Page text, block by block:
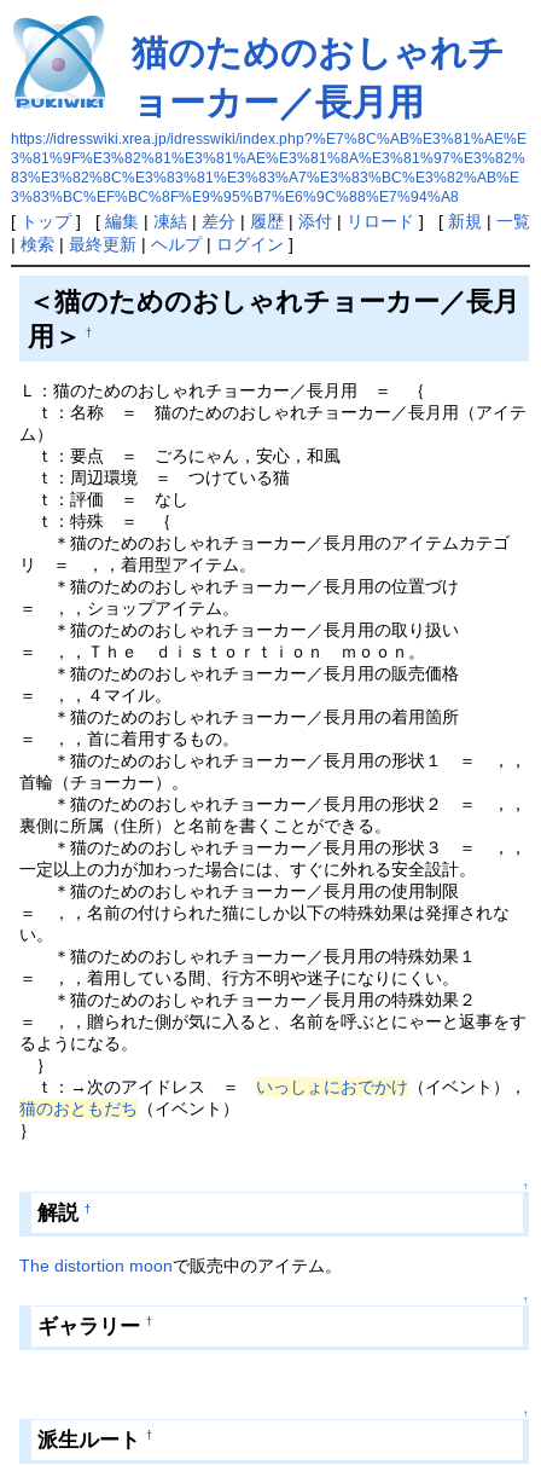
猫のためのおしゃれチ
ョーカー／長月用
https://idresswiki.xrea.jp/idresswiki/index.php?%E7%8C%AB%E3%81%AE%E
3%81%9F%E3%82%81%E3%81%AE%E3%81%8A%E3%81%97%E3%82%
83%E3%82%8C%E3%83%81%E3%83%A7%E3%83%BC%E3%82%AB%E
3%83%BC%EF%BC%8F%E9%95%B7%E6%9C%88%E7%94%A8
[ トップ] [ 編集| 凍結| 差分| 履歴| 添付| リロード ] [ 新規 | 一覧
| 検索| 最終更新| ヘルプ| ログイン ]
＜猫のためのおしゃれチョーカー／長月
用＞
†
Ｌ：猫のためのおしゃれチョーカー／長月用 ＝ ｛
ｔ：名称 ＝ 猫のためのおしゃれチョーカー／長月用（アイテ
ム）
ｔ：要点 ＝ ごろにゃん，安心，和風
ｔ：周辺環境 ＝ つけている猫
ｔ：評価 ＝ なし
ｔ：特殊 ＝ ｛
＊猫のためのおしゃれチョーカー／長月用のアイテムカテゴ
リ ＝ ，，着用型アイテム。
＊猫のためのおしゃれチョーカー／長月用の位置づけ
＝ ，，ショップアイテム。
＊猫のためのおしゃれチョーカー／長月用の取り扱い
＝ ，，Ｔｈｅ ｄｉｓｔｏｒｔｉｏｎ ｍｏｏｎ。
＊猫のためのおしゃれチョーカー／長月用の販売価格
＝ ，，４マイル。
＊猫のためのおしゃれチョーカー／長月用の着用箇所
＝ ，，首に着用するもの。
＊猫のためのおしゃれチョーカー／長月用の形状１ ＝ ，，
首輪（チョーカー）。
＊猫のためのおしゃれチョーカー／長月用の形状２ ＝ ，，
裏側に所属（住所）と名前を書くことができる。
＊猫のためのおしゃれチョーカー／長月用の形状３ ＝ ，，
一定以上の力が加わった場合には、すぐに外れる安全設計。
＊猫のためのおしゃれチョーカー／長月用の使用制限
＝ ，，名前の付けられた猫にしか以下の特殊効果は発揮されな
い。
＊猫のためのおしゃれチョーカー／長月用の特殊効果１
＝ ，，着用している間、行方不明や迷子になりにくい。
＊猫のためのおしゃれチョーカー／長月用の特殊効果２
＝ ，，贈られた側が気に入ると、名前を呼ぶとにゃーと返事をす
るようになる。
｝
ｔ：→次のアイドレス ＝ いっしょにおでかけ （イベント），
猫のおともだち （イベント）
｝
↑
解説 †
The distortion moonで販売中のアイテム。
↑
ギャラリー †
↑
派生ルート †